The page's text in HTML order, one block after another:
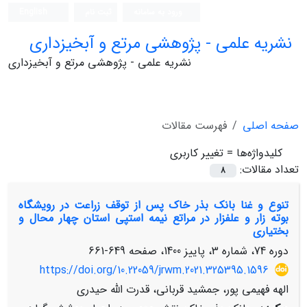
نشریه علمی - پژوهشی مرتع و آبخیزداری
نشریه علمی - پژوهشی مرتع و آبخیزداری
صفحه اصلی
فهرست مقالات
کلیدواژه‌ها = تغییر کاربری
تعداد مقالات:
8
تنوع و غنا بانک بذر خاک پس از توقف زراعت در رویشگاه
بوته زار و علفزار در مراتع نیمه استپی استان چهار محال و
بختیاری
دوره 74، شماره 3، پاییز 1400، صفحه
649-661
https://doi.org/10.22059/jrwm.2021.325395.1596
الهه فهیمی پور، جمشید قربانی، قدرت الله حیدری